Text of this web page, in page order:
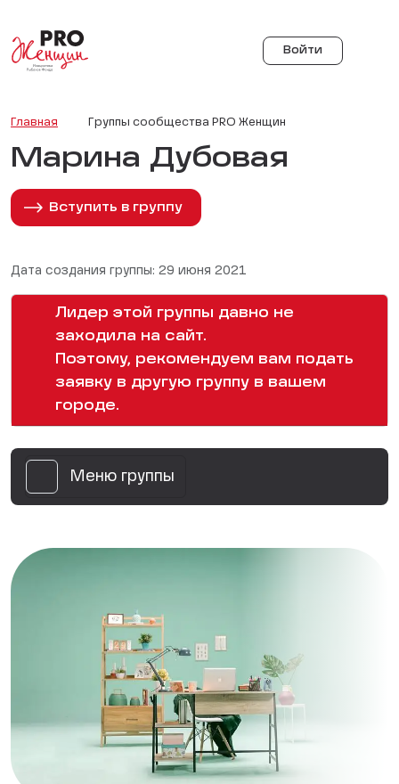
Войти
Главная Группы сообщества PRO Женщин
Марина Дубовая
Вступить в группу
Дата создания группы: 29 июня 2021
Лидер этой группы давно не
заходила на сайт.
Поэтому, рекомендуем вам подать
заявку в другую группу в вашем
городе.
Меню группы